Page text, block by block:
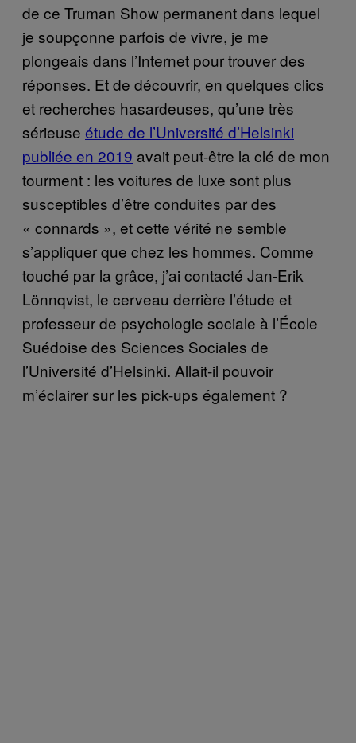
de ce Truman Show permanent dans lequel
je soupçonne parfois de vivre, je me
plongeais dans l’Internet pour trouver des
réponses. Et de découvrir, en quelques clics
et recherches hasardeuses, qu’une très
sérieuse étude de l’Université d’Helsinki
publiée en 2019 avait peut-être la clé de mon
tourment : les voitures de luxe sont plus
susceptibles d’être conduites par des
« connards », et cette vérité ne semble
s’appliquer que chez les hommes. Comme
touché par la grâce, j’ai contacté Jan-Erik
Lönnqvist, le cerveau derrière l’étude et
professeur de psychologie sociale à l’École
Suédoise des Sciences Sociales de
l’Université d’Helsinki. Allait-il pouvoir
m’éclairer sur les pick-ups également ?